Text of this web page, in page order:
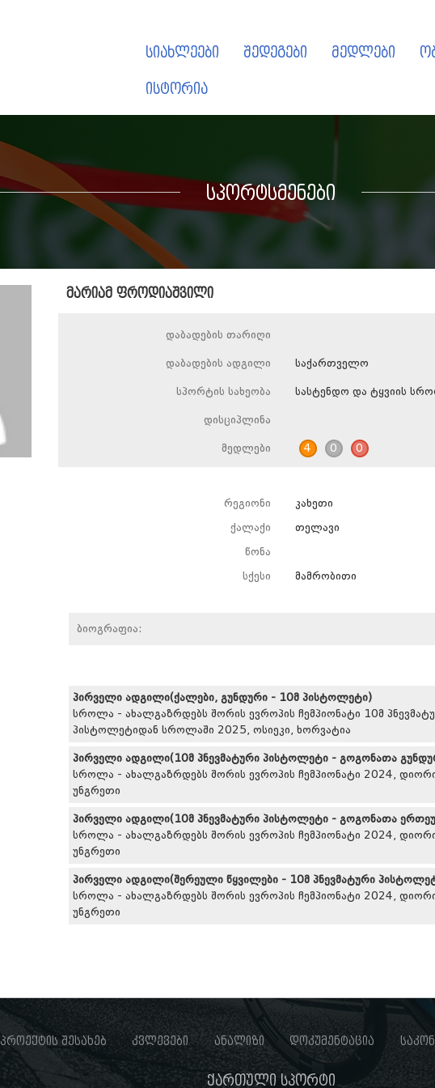
სიახლეები შედეგები მედლები
ისტორია
სპორტსმენები
მარიამ ფროდიაშვილი
დაბადების თარიღი
დაბადების ადგილი საქართველო
სპორტის სახეობა სასტენდო და ტყვიის
დისციპლინა
მედლები 4 0 0
რეგიონი კახეთი
ქალაქი თელავი
წონა
სქესი მამრობითი
ბიოგრაფია:
პირველი ადგილი(ქალები, გუნდური - 10მ პისტოლეტი)
სროლა - ახალგაზრდებს შორის ევროპის ჩემპიონატი 10მ
პისტოლეტიდან სროლაში 2025, ოსიეკი, ხორვატია
პირველი ადგილი(10მ პნევმატური პისტოლეტი - გოგონათა
სროლა - ახალგაზრდებს შორის ევროპის ჩემპიონატი 2024,
უნგრეთი
პირველი ადგილი(10მ პნევმატური პისტოლეტი - გოგონათა
სროლა - ახალგაზრდებს შორის ევროპის ჩემპიონატი 2024,
უნგრეთი
პირველი ადგილი(შერეული წყვილები - 10მ პნევმატური
სროლა - ახალგაზრდებს შორის ევროპის ჩემპიონატი 2024,
უნგრეთი
პროექტის შესახებ კვლევები ანალიზი დოკუმენტაცია
ქართული სპორტი